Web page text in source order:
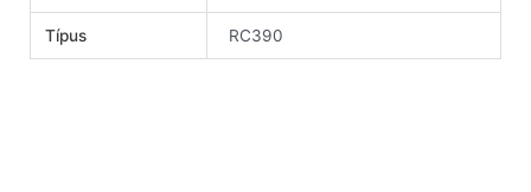
Típus RC390